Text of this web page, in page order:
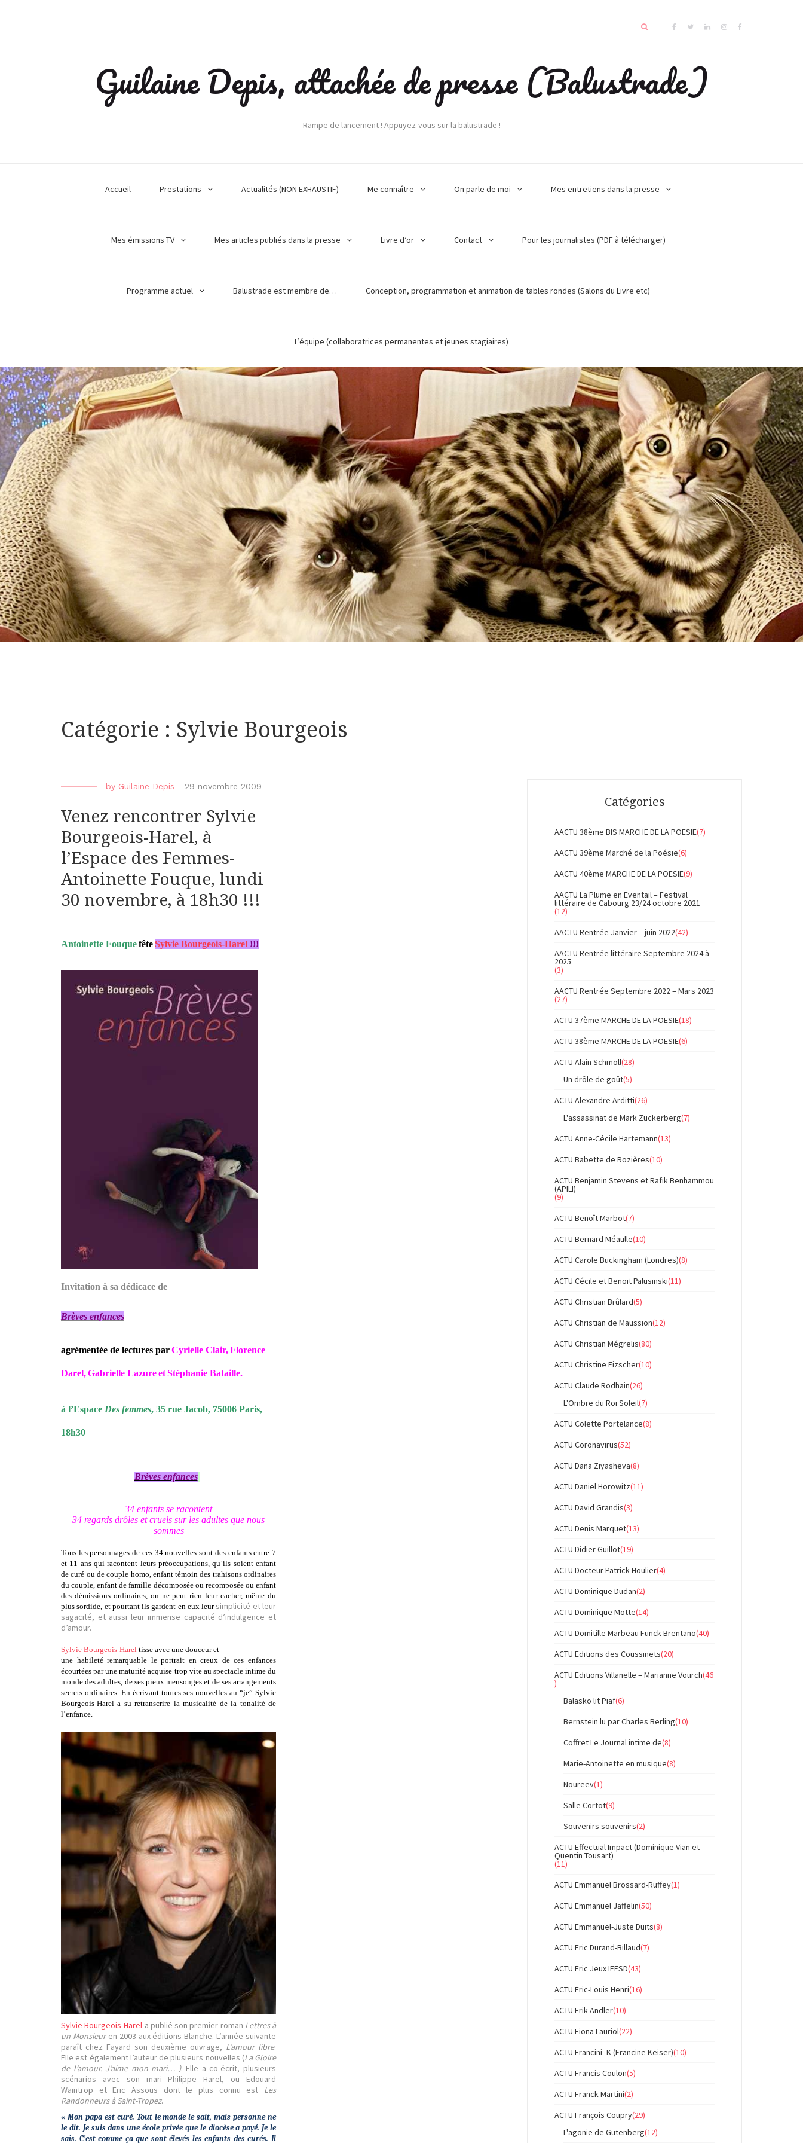
Guilaine Depis, attachée de presse (Balustrade)
Rampe de lancement ! Appuyez-vous sur la balustrade !
Accueil Prestations Actualités (NON EXHAUSTIF) Me connaître On parle de moi Mes entretiens dans la presse
Mes émissions TV Mes articles publiés dans la presse Livre d’or Contact Pour les journalistes (PDF à télécharger)
Programme actuel Balustrade est membre de… Conception, programmation et animation de tables rondes (Salons du Livre etc)
L’équipe (collaboratrices permanentes et jeunes stagiaires)
Catégorie : Sylvie Bourgeois
by Guilaine Depis - 29 novembre 2009
Venez rencontrer Sylvie
Bourgeois-Harel, à
l’Espace des Femmes-
Antoinette Fouque, lundi
30 novembre, à 18h30 !!!
Antoinette FouquefêteSylvie Bourgeois-Harel !!!
Invitation à sa dédicace de
Brèves enfances
agrémentée de lectures parCyrielle Clair,Florence
Darel,Gabrielle LazureetStéphanie Bataille.
à l’Espace Des femmes, 35 rue Jacob, 75006 Paris,
18h30
Brèves enfances
34 enfants se racontent
34 regards drôles et cruels sur les adultes que nous
sommes
Tous les personnages de ces 34 nouvelles sont des enfants entre 7
et 11 ans qui racontent leurs préoccupations, qu’ils soient enfant
de curé ou de couple homo, enfant témoin des trahisons ordinaires
du couple, enfant de famille décomposée ou recomposée ou enfant
des démissions ordinaires, on ne peut rien leur cacher, même du
plus sordide, et pourtant ils gardent en eux leursimplicité et leur
sagacité, et aussi leur immense capacité d’indulgence et
d’amour.
Sylvie Bourgeois-Harel tisse avec une douceur et
une habileté remarquable le portrait en creux de ces enfances
écourtées par une maturité acquise trop vite au spectacle intime du
monde des adultes, de ses pieux mensonges et de ses arrangements
secrets ordinaires. En écrivant toutes ses nouvelles au “je” Sylvie
Bourgeois-Harel a su retranscrire la musicalité de la tonalité de
l’enfance.
Sylvie Bourgeois-Harel a publié son premier roman Lettres à
un Monsieuren 2003 aux éditions Blanche. L’année suivante
paraît chez Fayard son deuxième ouvrage, L’amour libre.
Elle est également l’auteur de plusieurs nouvelles (La Gloire
de l’amour. J’aime mon mari… ). Elle a co-écrit, plusieurs
scénarios avec son mari Philippe Harel, ou Edouard
Waintrop et Eric Assous dont le plus connu est Les
Randonneurs à Saint-Tropez.
« Mon papa est curé. Tout le monde le sait, mais personne ne
le dit. Je suis dans une école privée que le diocèse a payé. Je le
sais. C’est comme ça que sont élevés les enfants des curés. Il
Catégories
AACTU 38ème BIS MARCHE DE LA POESIE(7)
AACTU 39ème Marché de la Poésie(6)
AACTU 40ème MARCHE DE LA POESIE(9)
AACTU La Plume en Eventail – Festival
littéraire de Cabourg 23/24 octobre 2021
(12)
AACTU Rentrée Janvier – juin 2022(42)
AACTU Rentrée littéraire Septembre 2024 à
2025
(3)
AACTU Rentrée Septembre 2022 – Mars 2023
(27)
ACTU 37ème MARCHE DE LA POESIE(18)
ACTU 38ème MARCHE DE LA POESIE(6)
ACTU Alain Schmoll(28)
Un drôle de goût(5)
ACTU Alexandre Arditti(26)
L'assassinat de Mark Zuckerberg(7)
ACTU Anne-Cécile Hartemann(13)
ACTU Babette de Rozières(10)
ACTU Benjamin Stevens et Rafik Benhammou
(APILI)
(9)
ACTU Benoît Marbot(7)
ACTU Bernard Méaulle(10)
ACTU Carole Buckingham (Londres)(8)
ACTU Cécile et Benoit Palusinski(11)
ACTU Christian Brûlard(5)
ACTU Christian de Maussion(12)
ACTU Christian Mégrelis(80)
ACTU Christine Fizscher(10)
ACTU Claude Rodhain(26)
L'Ombre du Roi Soleil(7)
ACTU Colette Portelance(8)
ACTU Coronavirus(52)
ACTU Dana Ziyasheva(8)
ACTU Daniel Horowitz(11)
ACTU David Grandis(3)
ACTU Denis Marquet(13)
ACTU Didier Guillot(19)
ACTU Docteur Patrick Houlier(4)
ACTU Dominique Dudan(2)
ACTU Dominique Motte(14)
ACTU Domitille Marbeau Funck-Brentano(40)
ACTU Editions des Coussinets(20)
ACTU Editions Villanelle – Marianne Vourch(46
)
Balasko lit Piaf(6)
Bernstein lu par Charles Berling(10)
Coffret Le Journal intime de(8)
Marie-Antoinette en musique(8)
Noureev(1)
Salle Cortot(9)
Souvenirs souvenirs(2)
ACTU Effectual Impact (Dominique Vian et
Quentin Tousart)
(11)
ACTU Emmanuel Brossard-Ruffey(1)
ACTU Emmanuel Jaffelin(50)
ACTU Emmanuel-Juste Duits(8)
ACTU Eric Durand-Billaud(7)
ACTU Eric Jeux IFESD(43)
ACTU Eric-Louis Henri(16)
ACTU Erik Andler(10)
ACTU Fiona Lauriol(22)
ACTU Francini_K (Francine Keiser)(10)
ACTU Francis Coulon(5)
ACTU Franck Martini(2)
ACTU François Coupry(29)
L'agonie de Gutenberg(12)